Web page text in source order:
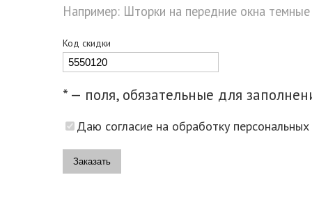
Например: Шторки на передние окна темные
Код скидки
* — поля, обязательные для
Даю согласие на обработку